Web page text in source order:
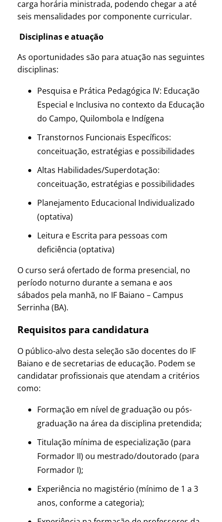
carga horária ministrada, podendo chegar a até
seis mensalidades por componente curricular.
Disciplinas e atuação
As oportunidades são para atuação nas seguintes
disciplinas:
Pesquisa e Prática Pedagógica IV: Educação
Especial e Inclusiva no contexto da Educação
do Campo, Quilombola e Indígena
Transtornos Funcionais Específicos:
conceituação, estratégias e possibilidades
Altas Habilidades/Superdotação:
conceituação, estratégias e possibilidades
Planejamento Educacional Individualizado
(optativa)
Leitura e Escrita para pessoas com
deficiência (optativa)
O curso será ofertado de forma presencial, no
período noturno durante a semana e aos
sábados pela manhã, no IF Baiano – Campus
Serrinha (BA).
Requisitos para candidatura
O público-alvo desta seleção são docentes do IF
Baiano e de secretarias de educação. Podem se
candidatar profissionais que atendam a critérios
como:
Formação em nível de graduação ou pós-
graduação na área da disciplina pretendida;
Titulação mínima de especialização (para
Formador II) ou mestrado/doutorado (para
Formador I);
Experiência no magistério (mínimo de 1 a 3
anos, conforme a categoria);